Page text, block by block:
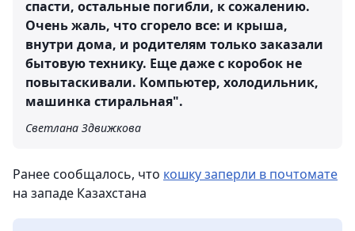
спасти, остальные погибли, к сожалению.
Очень жаль, что сгорело все: и крыша,
внутри дома, и родителям только заказали
бытовую технику. Еще даже с коробок не
повытаскивали. Компьютер, холодильник,
машинка стиральная".
Светлана Здвижкова
Ранее сообщалось, что кошку заперли в почтомате
на западе Казахстана